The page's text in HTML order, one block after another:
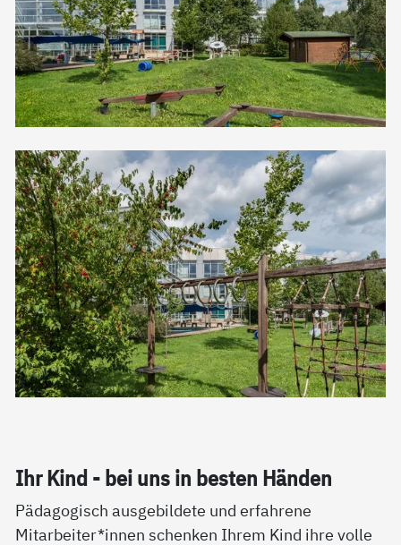
Ihr Kind - bei uns in bes­ten Hän­den
Pädagogisch ausgebildete und erfahrene
Mitarbeiter*innen schenken Ihrem Kind ihre volle